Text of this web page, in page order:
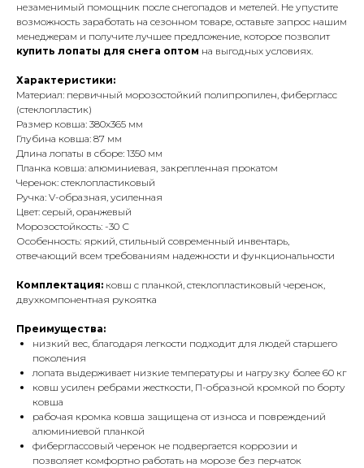
незаменимый помощник после снегопадов и метелей. Не упустите
возможность заработать на сезонном товаре, оставьте запрос нашим
менеджерам и получите лучшее предложение, которое позволит
купить лопаты для снега оптом на выгодных условиях.
Характеристики:
Материал: первичный морозостойкий полипропилен, фибергласс
(стеклопластик)
Размер ковша: 380х365 мм
Глубина ковша: 87 мм
Длина лопаты в сборе: 1350 мм
Планка ковша: алюминиевая, закрепленная прокатом
Черенок: стеклопластиковый
Ручка: V-образная, усиленная
Цвет: серый, оранжевый
Морозостойкость: -30 С
Особенность: яркий, стильный современный инвентарь,
отвечающий всем требованиям надежности и функциональности
Комплектация: ковш с планкой, стеклопластиковый черенок,
двухкомпонентная рукоятка
Преимущества:
низкий вес, благодаря легкости подходит для людей старшего
поколения
лопата выдерживает низкие температуры и нагрузку более 60 кг
ковш усилен ребрами жесткости, П-образной кромкой по борту
ковша
рабочая кромка ковша защищена от износа и повреждений
алюминиевой планкой
фиберглассовый черенок не подвергается коррозии и
позволяет комфортно работать на морозе без перчаток